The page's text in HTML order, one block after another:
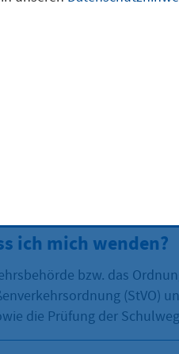
unsere Rücksicht.
gefährdet. Oft
fester Bestandteil des
Verkehrsregeln – auch
Schulwegpläne
ich mich wenden?
bzw. das
(StVO)
die Prüfung der